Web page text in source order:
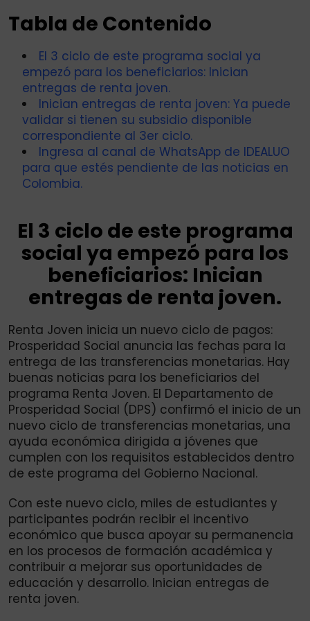
Tabla de Contenido
El 3 ciclo de este programa social ya
empezó para los beneficiarios: Inician
entregas de renta joven.
Inician entregas de renta joven: Ya puede
validar si tienen su subsidio disponible
correspondiente al 3er ciclo.
Ingresa al canal de WhatsApp de IDEALUO
para que estés pendiente de las noticias en
Colombia.
El 3 ciclo de este programa
social ya empezó para los
beneficiarios: Inician
entregas de renta joven.
Renta Joven inicia un nuevo ciclo de pagos:
Prosperidad Social anuncia las fechas para la
entrega de las transferencias monetarias. Hay
buenas noticias para los beneficiarios del
programa Renta Joven. El Departamento de
Prosperidad Social (DPS) confirmó el inicio de un
nuevo ciclo de transferencias monetarias, una
ayuda económica dirigida a jóvenes que
cumplen con los requisitos establecidos dentro
de este programa del Gobierno Nacional.
Con este nuevo ciclo, miles de estudiantes y
participantes podrán recibir el incentivo
económico que busca apoyar su permanencia
en los procesos de formación académica y
contribuir a mejorar sus oportunidades de
educación y desarrollo. Inician entregas de
renta joven.